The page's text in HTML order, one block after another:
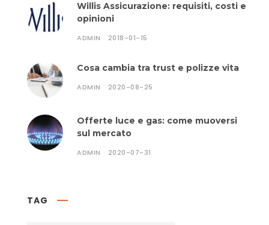
Willis Assicurazione: requisiti, costi e
opinioni
ADMIN 2018-01-15
Cosa cambia tra trust e polizze vita
ADMIN 2020-08-25
Offerte luce e gas: come muoversi
sul mercato
ADMIN 2020-07-31
TAG